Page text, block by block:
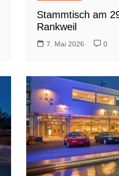
Stammtisch am
Rankweil
7. Mai 2026 0